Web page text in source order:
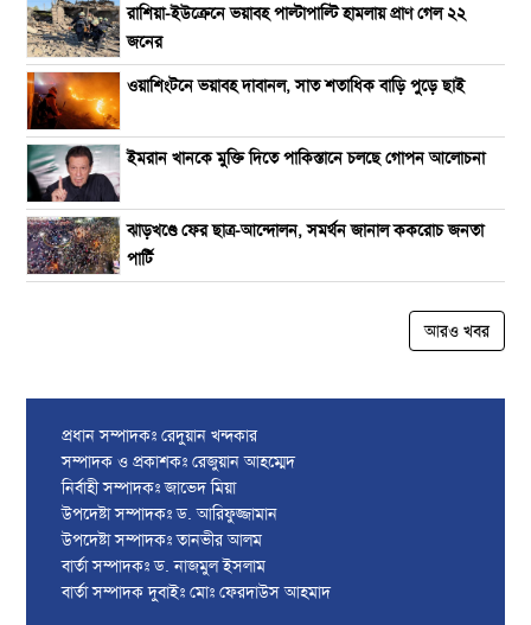
রাশিয়া-ইউক্রেনে ভয়াবহ পাল্টাপাল্টি হামলায় প্রাণ গেল ২২
জনের
ওয়াশিংটনে ভয়াবহ দাবানল, সাত শতাধিক বাড়ি পুড়ে ছাই
ইমরান খানকে মুক্তি দিতে পাকিস্তানে চলছে গোপন আলোচনা
ঝাড়খণ্ডে ফের ছাত্র-আন্দোলন, সমর্থন জানাল ককরোচ জনতা
পার্টি
আরও খবর
প্রধান সম্পাদকঃ রেদুয়ান খন্দকার
সম্পাদক ও প্রকাশকঃ রেজুয়ান আহম্মেদ
নির্বাহী সম্পাদকঃ জাভেদ মিয়া
উপদেষ্টা সম্পাদকঃ ড. আরিফুজ্জামান
উপদেষ্টা সম্পাদকঃ তানভীর আলম
বার্তা সম্পাদকঃ ড. নাজমুল ইসলাম
বার্তা সম্পাদক দুবাইঃ মোঃ ফেরদাউস আহমাদ